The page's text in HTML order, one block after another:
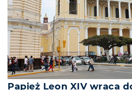
Papież Leon XIV wraca